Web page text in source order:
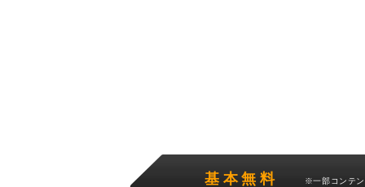
基本無料 ※一部コンテ